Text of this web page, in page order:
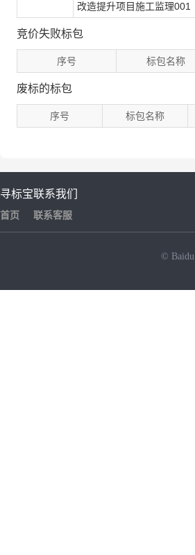
改造提升项目施工监理001
竞价失败标包
序号 标包名称
废标的标包
序号 标包名称
寻标宝
首页
联系我们
联系客服
© Baidu